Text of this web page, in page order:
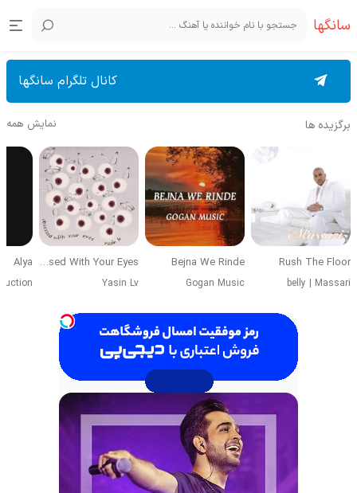
سانگها
کانال تلگرام سانگها
برگزیده ها نمایش همه
Rush The Floor
belly | Massari
Bejna We Rinde
Gogan Music
Obsessed With Your Eyes
Yasin Lv
Alya